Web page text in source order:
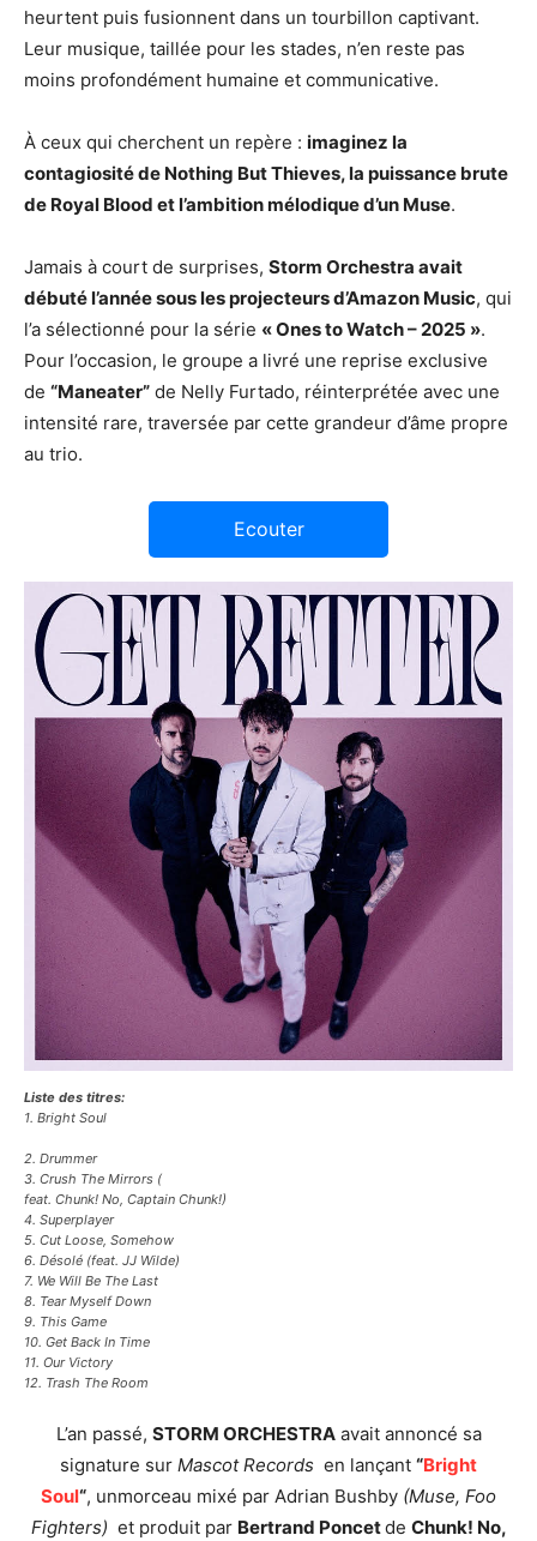
heurtent puis fusionnent dans un tourbillon captivant.
Leur musique, taillée pour les stades, n’en reste pas
moins profondément humaine et communicative.
À ceux qui cherchent un repère : imaginez la
contagiosité de Nothing But Thieves, la puissance brute
de Royal Blood et l’ambition mélodique d’un Muse.
Jamais à court de surprises, Storm Orchestra avait
débuté l’année sous les projecteurs d’Amazon Music, qui
l’a sélectionné pour la série « Ones to Watch – 2025 ».
Pour l’occasion, le groupe a livré une reprise exclusive
de “Maneater” de Nelly Furtado, réinterprétée avec une
intensité rare, traversée par cette grandeur d’âme propre
au trio.
Ecouter
Liste des titres:
1. Bright Soul
2. Drummer
3. Crush The Mirrors (
feat. Chunk! No, Captain Chunk!)
4. Superplayer
5. Cut Loose, Somehow
6. Désolé (feat. JJ Wilde)
7. We Will Be The Last
8. Tear Myself Down
9. This Game
10. Get Back In Time
11. Our Victory
12. Trash The Room
L’an passé, STORM ORCHESTRAavait annoncé sa
signature sur Mascot Records en lançant “Bright
Soul“, unmorceau mixé par Adrian Bushby (Muse, Foo
Fighters) et produit par Bertrand Poncetde Chunk! No,